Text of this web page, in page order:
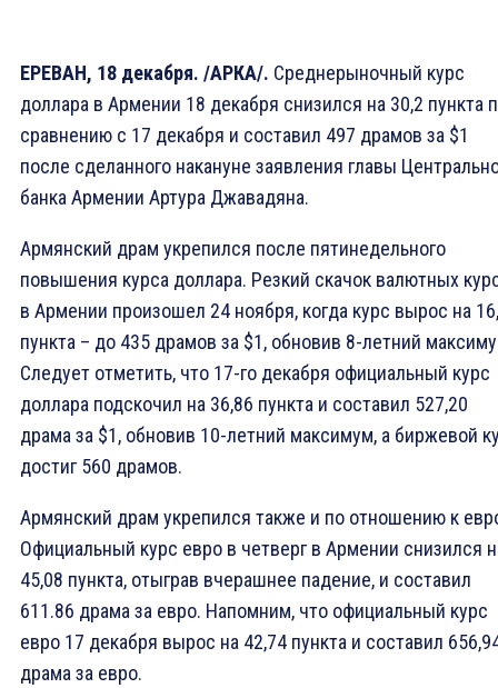
ЕРЕВАН, 18 декабря. /АРКА/. Среднерыночный курс
доллара в Армении 18 декабря снизился на 30,2 пункта
сравнению с 17 декабря и составил 497 драмов за $1
после сделанного накануне заявления главы
банка Армении Артура Джавадяна.
Армянский драм укрепился после пятинедельного
повышения курса доллара. Резкий скачок валютных
в Армении произошел 24 ноября, когда курс вырос на
пункта – до 435 драмов за $1, обновив 8-летний
Следует отметить, что 17-го декабря официальный курс
доллара подскочил на 36,86 пункта и составил 527,20
драма за $1, обновив 10-летний максимум, а биржевой
достиг 560 драмов.
Армянский драм укрепился также и по отношению к
Официальный курс евро в четверг в Армении снизился
45,08 пункта, отыграв вчерашнее падение, и составил
611.86 драма за евро. Напомним, что официальный курс
евро 17 декабря вырос на 42,74 пункта и составил
драма за евро.